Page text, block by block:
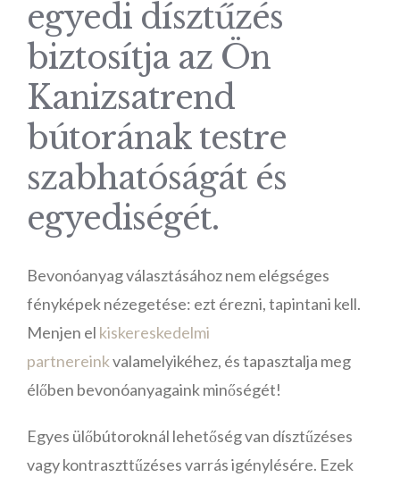
egyedi dísztűzés
biztosítja az Ön
Kanizsatrend
bútorának testre
szabhatóságát és
egyediségét.
Bevonóanyag választásához nem elégséges
fényképek nézegetése: ezt érezni, tapintani kell.
Menjen el kiskereskedelmi
partnereinkvalamelyikéhez, és tapasztalja meg
élőben bevonóanyagaink minőségét!
Egyes ülőbútoroknál lehetőség van dísztűzéses
vagy kontraszttűzéses varrás igénylésére. Ezek